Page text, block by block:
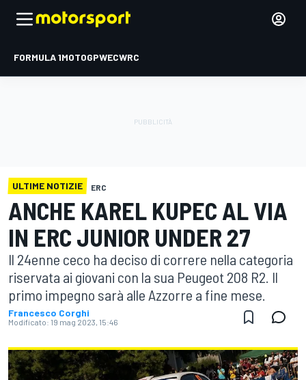
FORMULA 1MOTOGPWECWRC
ULTIME NOTIZIE ERC
ANCHE KAREL KUPEC AL VIA
IN ERC JUNIOR UNDER 27
Il 24enne ceco ha deciso di correre nella categoria
riservata ai giovani con la sua Peugeot 208 R2. Il
primo impegno sarà alle Azzorre a fine mese.
Francesco Corghi
Modificato: 19 mag 2023, 15:46